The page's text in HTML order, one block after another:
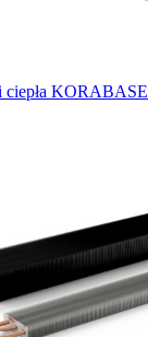
ciepła KORABASE